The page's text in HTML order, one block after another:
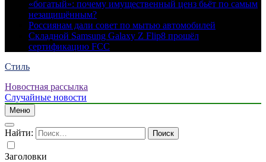
«богатый»: почему имущественный ценз бьёт по самым
незащищённым?
Россиянам дали совет по мытью автомобилей
Складной Samsung Galaxy Z Flip8 прошёл
сертификацию FCC
Стиль
Новостная рассылка
Случайные новости
Меню
Найти:
Заголовки